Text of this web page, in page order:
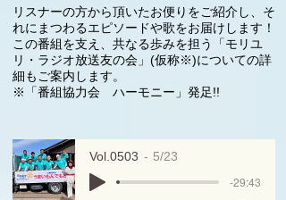
リスナーの方から頂いたお便りをご紹介し、そ
れにまつわるエピソードや歌をお届けします！
この番組を支え、共なる歩みを担う「モリユ
リ・ラジオ放送友の会」(仮称※)についての詳
細もご案内します。
※「番組協力会 ハーモニー」発足!!
Vol.0503 5/23
-29:43